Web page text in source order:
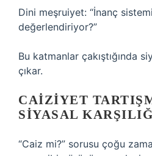
Dini meşruiyet: “İnanç
değerlendiriyor?”
Bu katmanlar çakıştığında
çıkar.
CAIZIYET
SIYASAL
“Caiz mi?” sorusu çoğu